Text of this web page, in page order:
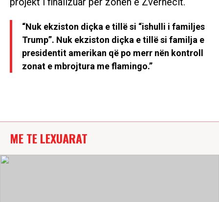
“Nuk ekziston diçka e tillë si “ishulli i familjes
Trump”. Nuk ekziston diçka e tillë si familja e
presidentit amerikan që po merr nën kontroll
zonat e mbrojtura me flamingo.”
ME TE LEXUARAT